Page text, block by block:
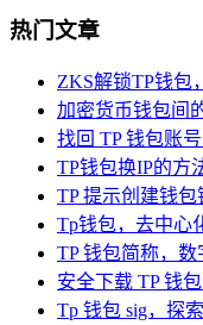
热门文章
ZKS解锁TP钱包
加密货币钱包间
找回 TP 钱包账
TP钱包换IP的方
TP 提示创建钱
Tp钱包，去中心
TP 钱包简称，
安全下载 TP 钱
Tp 钱包 sig，探